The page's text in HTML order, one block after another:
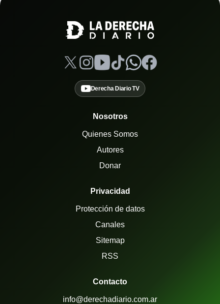
Derecha Diario TV
Nosotros
Quienes Somos
Autores
Donar
Privacidad
Protección de datos
Canales
Sitemap
RSS
Contacto
info@derechadiario.com.ar